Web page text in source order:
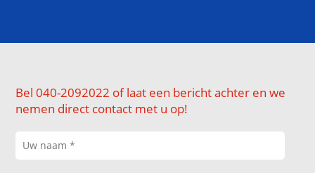
Bel 040-2092022 of laat een bericht achter en we
nemen direct contact met u op!